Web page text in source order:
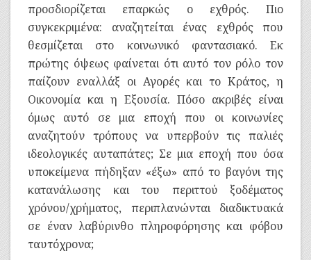
προσδιορίζεται επαρκώς ο εχθρός. Πιο
συγκεκριμένα: αναζητείται ένας εχθρός που
θεσμίζεται στο κοινωνικό φαντασιακό. Εκ
πρώτης όψεως φαίνεται ότι αυτό τον ρόλο τον
παίζουν εναλλάξ οι Αγορές και το Κράτος, η
Οικονομία και η Εξουσία. Πόσο ακριβές είναι
όμως αυτό σε μια εποχή που οι κοινωνίες
αναζητούν τρόπους να υπερβούν τις παλιές
ιδεολογικές αυταπάτες; Σε μια εποχή που όσα
υποκείμενα πήδηξαν «έξω» από το βαγόνι της
κατανάλωσης και του περιττού ξοδέματος
χρόνου/χρήματος, περιπλανώνται διαδικτυακά
σε έναν λαβύρινθο πληροφόρησης και φόβου
ταυτόχρονα;